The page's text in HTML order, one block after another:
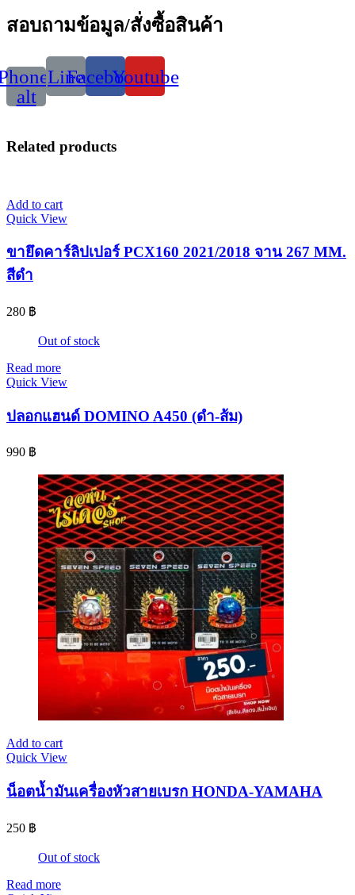
สอบถามข้อมูล/สั่งซื้อสินค้า
alt
LineFacebookYoutube
Related products
Add to cart
Quick View
ขายึดคาร์ลิปเปอร์ PCX160 2021/2018 จาน 267 MM.
สีดำ
280 ฿
Out of stock
Read more
Quick View
ปลอกแฮนด์ DOMINO A450 (ดำ-ส้ม)
990 ฿
Add to cart
Quick View
น็อตน้ำมันเครื่องหัวสายเบรก HONDA-YAMAHA
250 ฿
Out of stock
Read more